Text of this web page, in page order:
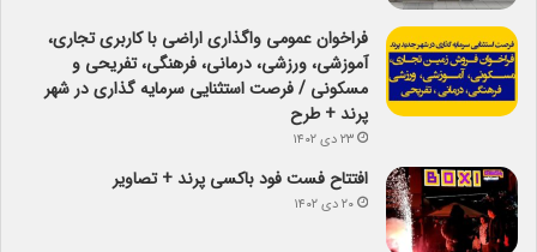
فراخوان عمومی واگذاری اراضی با کاربری تجاری،
آموزشی، ورزشی، درمانی، فرهنگی، تفریحی و
مسکونی / فرصت استثنایی سرمایه گذاری در شهر
پرند + طرح
۲۳ دی ۱۴۰۲
افتتاح فست فود باکسی پرند + تصاویر
۲۰ دی ۱۴۰۲